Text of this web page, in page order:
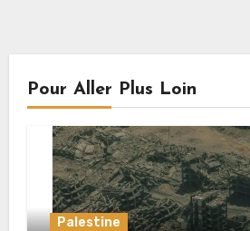
Pour Aller Plus Loin
Palestine